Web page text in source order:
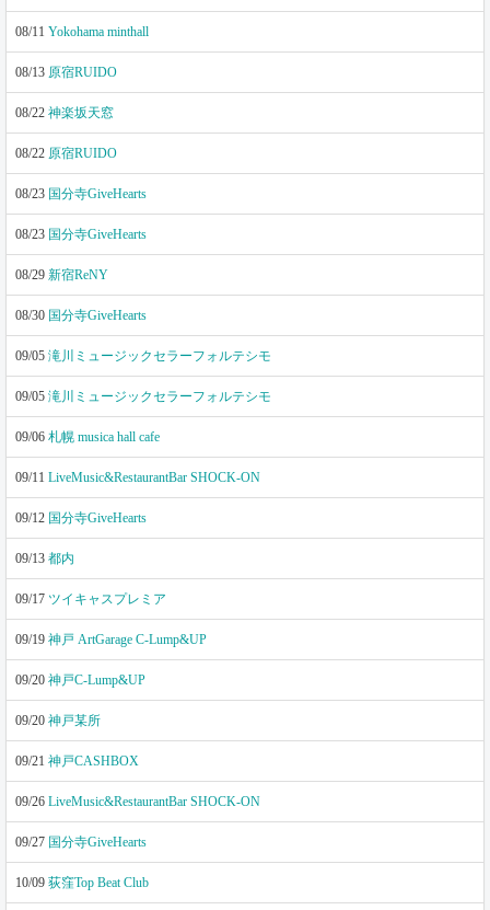
08/11 Yokohama minthall
08/13 原宿RUIDO
08/22 神楽坂天窓
08/22 原宿RUIDO
08/23 国分寺GiveHearts
08/23 国分寺GiveHearts
08/29 新宿ReNY
08/30 国分寺GiveHearts
09/05 滝川ミュージックセラーフォルテシモ
09/05 滝川ミュージックセラーフォルテシモ
09/06 札幌 musica hall cafe
09/11 LiveMusic&RestaurantBar SHOCK-ON
09/12 国分寺GiveHearts
09/13 都内
09/17 ツイキャスプレミア
09/19 神戸 ArtGarage C-Lump&UP
09/20 神戸C-Lump&UP
09/20 神戸某所
09/21 神戸CASHBOX
09/26 LiveMusic&RestaurantBar SHOCK-ON
09/27 国分寺GiveHearts
10/09 荻窪Top Beat Club